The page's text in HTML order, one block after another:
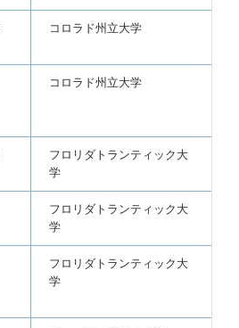
コロラド州立大学
コロラド州立大学
フロリダトランティック大
学
フロリダトランティック大
学
フロリダトランティック大
学